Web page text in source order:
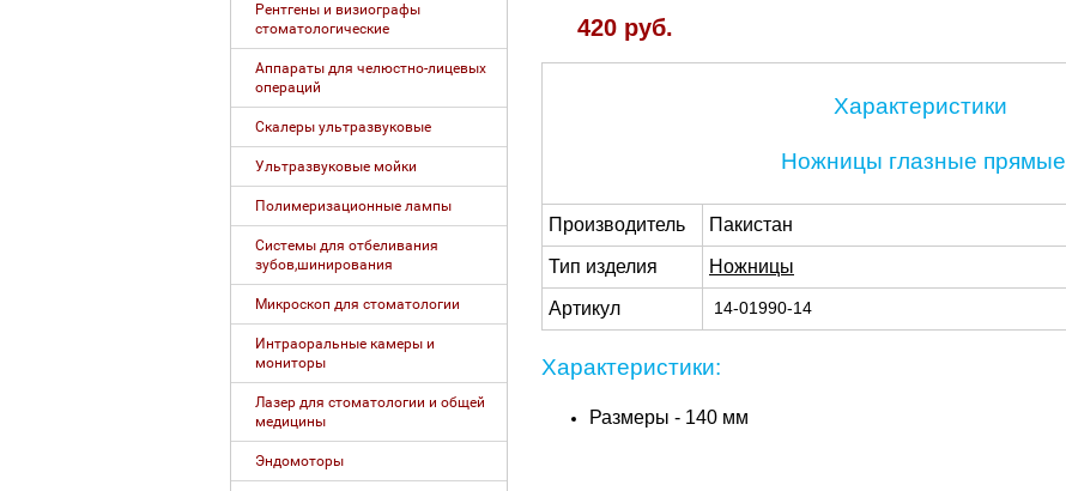
Рентгены и визиографы
стоматологические
Аппараты для челюстно-лицевых
операций
Скалеры ультразвуковые
Ультразвуковые мойки
Полимеризационные лампы
Системы для отбеливания
зубов,шинирования
Микроскоп для стоматологии
Интраоральные камеры и
мониторы
Лазер для стоматологии и общей
медицины
Эндомоторы
420 руб.
Характеристики
Ножницы глазные прямые
Производитель Пакистан
Тип изделия Ножницы
Артикул 14-01990-14
Характеристики:
Размеры - 140 мм